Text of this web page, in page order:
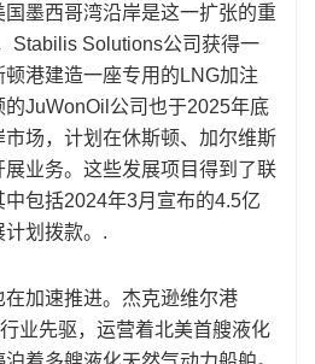
墨西哥湾沿岸是这一扩张的重
Stabilis Solutions公司获得一
港建造一座专用的LNG加注
JuWonOil公司也于2025年底
场，计划在休斯顿、加尔维斯
业务。这些发展项目得到了联
包括2024年3月宣布的4.5亿
划拨款。.
加速推进。杰克逊维尔港
业先驱，运营着北美首艘液化